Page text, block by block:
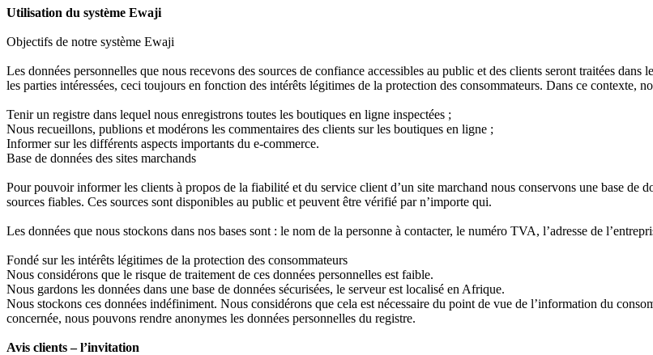
Utilisation du système Ewaji
Objectifs de notre système Ewaji
Les données personnelles que nous recevons des sources de confiance accessibles au public et des clients seront traitées
les parties intéressées, ceci toujours en fonction des intérêts légitimes de la protection des consommateurs. Dans ce contexte,
Tenir un registre dans lequel nous enregistrons toutes les boutiques en ligne inspectées ;
Nous recueillons, publions et modérons les commentaires des clients sur les boutiques en ligne ;
Informer sur les différents aspects importants du e-commerce.
Base de données des sites marchands
Pour pouvoir informer les clients à propos de la fiabilité et du service client d’un site marchand nous conservons une base de
sources fiables. Ces sources sont disponibles au public et peuvent être vérifié par n’importe qui.
Les données que nous stockons dans nos bases sont : le nom de la personne à contacter, le numéro TVA, l’adresse de
Fondé sur les intérêts légitimes de la protection des consommateurs
Nous considérons que le risque de traitement de ces données personnelles est faible.
Nous gardons les données dans une base de données sécurisées, le serveur est localisé en Afrique.
Nous stockons ces données indéfiniment. Nous considérons que cela est nécessaire du point de vue de l’information du
concernée, nous pouvons rendre anonymes les données personnelles du registre.
Avis clients – l’invitation